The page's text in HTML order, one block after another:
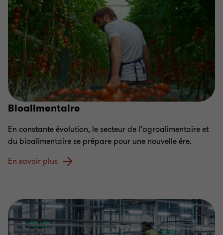
Bioalimentaire
En constante évolution, le secteur de l’agroalimentaire et
du bioalimentaire se prépare pour une nouvelle ère.
En savoir plus